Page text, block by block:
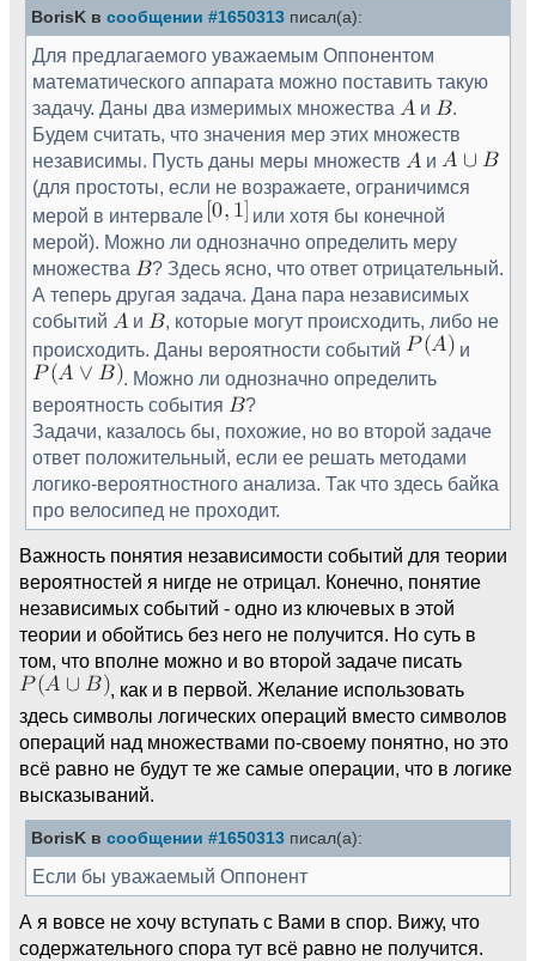
BorisK в сообщении #1650313 писал(а):
Для предлагаемого уважаемым Оппонентом
математического аппарата можно поставить такую
задачу. Даны два измеримых множества
и
.
Будем считать, что значения мер этих множеств
независимы. Пусть даны меры множеств
и
(для простоты, если не возражаете, ограничимся
мерой в интервале
или хотя бы конечной
мерой). Можно ли однозначно определить меру
множества
? Здесь ясно, что ответ отрицательный.
А теперь другая задача. Дана пара независимых
событий
и
, которые могут происходить, либо не
происходить. Даны вероятности событий
и
. Можно ли однозначно определить
вероятность события
?
Задачи, казалось бы, похожие, но во второй задаче
ответ положительный, если ее решать методами
логико-вероятностного анализа. Так что здесь байка
про велосипед не проходит.
Важность понятия независимости событий для теории
вероятностей я нигде не отрицал. Конечно, понятие
независимых событий - одно из ключевых в этой
теории и обойтись без него не получится. Но суть в
том, что вполне можно и во второй задаче писать
, как и в первой. Желание использовать
здесь символы логических операций вместо символов
операций над множествами по-своему понятно, но это
всё равно не будут те же самые операции, что в логике
высказываний.
BorisK в сообщении #1650313 писал(а):
Если бы уважаемый Оппонент
А я вовсе не хочу вступать с Вами в спор. Вижу, что
содержательного спора тут всё равно не получится.